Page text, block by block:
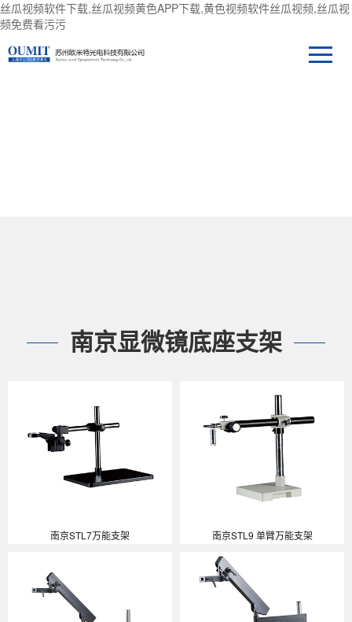
丝瓜视频软件下载,丝瓜视频黄色APP下载,黄色视频软件丝瓜视频,丝瓜视
频免费看污污
南京显微镜底座支架
南京STL7万能支架 南京STL9 单臂万能支架